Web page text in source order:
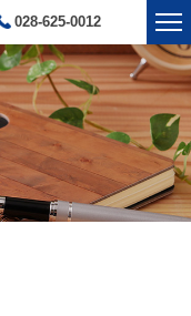
028-625-0012